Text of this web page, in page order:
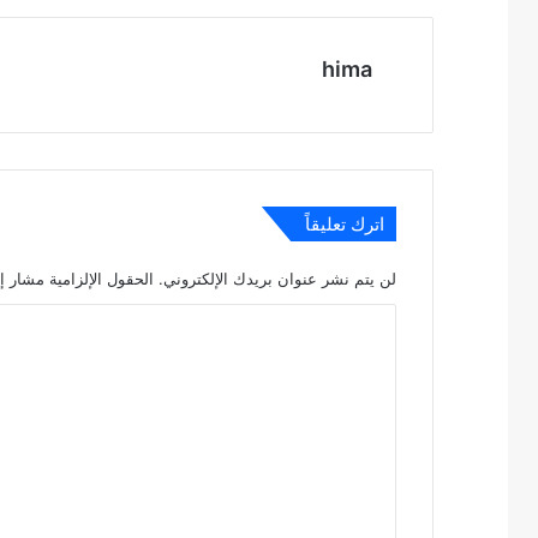
hima
اترك تعليقاً
لن يتم نشر عنوان بريدك الإلكتروني. الحقول الإلزامية مشار